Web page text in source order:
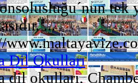
...
Dil Okulları
dil okulları,